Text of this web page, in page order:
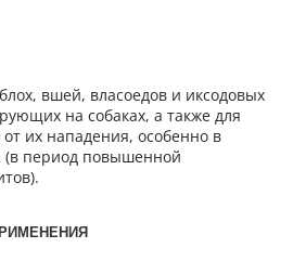
вшей, власоедов и иксодовых
на собаках, а также для
их нападения, особенно в
(в период повышенной